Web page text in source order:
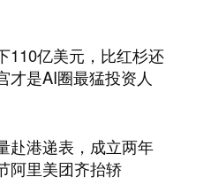
110亿美元，比红杉还
才是AI圈最猛投资人
赴港递表，成立两年
阿里美团齐抬轿